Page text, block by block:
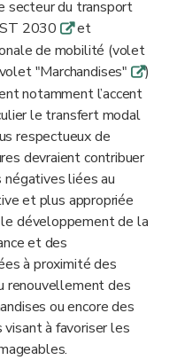
secteur du transport
2030 qet
de mobilité (volet
"Marchandises" q)
notamment l’accent
le transfert modal
respectueux de
devraient contribuer
liées au
et plus appropriée
développement de la
et des
à proximité des
renouvellement des
ou encore des
visant à favoriser les